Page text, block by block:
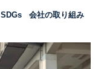
SDGs 会社の取り組み